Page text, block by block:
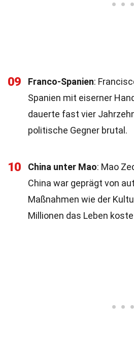
09 Franco-Spanien:
Spanien mit eiserner
dauerte fast vier
politische Gegner brutal.
10 China unter Mao: Mao
China war geprägt von
Maßnahmen wie der
Millionen das Leben